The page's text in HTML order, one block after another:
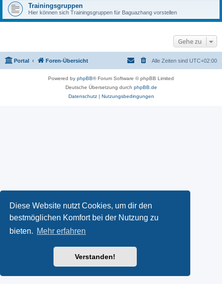
Diese Website nutzt Cookies, um dir den
bestmöglichen Komfort bei der Nutzung zu
bieten. Mehr erfahren
Verstanden!
Trainingsgruppen
Hier können sich Trainingsgruppen für Baguazhang vorstellen
Gehe zu
Portal Foren-Übersicht Alle Zeiten sind UTC+02:00
Powered by phpBB® Forum Software © phpBB Limited
Deutsche Übersetzung durch phpBB.de
Datenschutz| Nutzungsbedingungen